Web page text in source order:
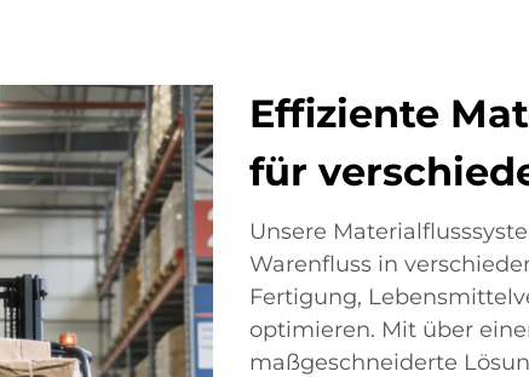
Effiziente
für
Unsere
Warenfluss in
Fertigung,
optimieren. Mit über
maßgeschneiderte